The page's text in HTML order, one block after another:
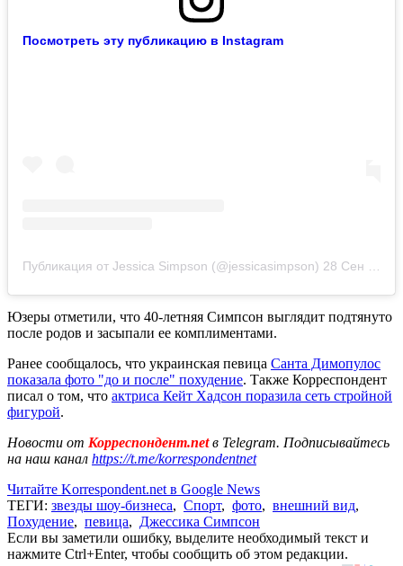
Посмотреть эту публикацию в Instagram
Публикация от Jessica Simpson (@jessicasimpson) 28 Сен 2020 в 4:55 PDT
Юзеры отметили, что 40-летняя Симпсон выглядит подтянуто
после родов и засыпали ее комплиментами.
Ранее сообщалось, что украинская певица Санта Димопулос
показала фото "до и после" похудение. Также Корреспондент
писал о том, что актриса Кейт Хадсон поразила сеть стройной
фигурой.
Новости от Корреспондент.netв Telegram. Подписывайтесь
на наш канал https://t.me/korrespondentnet
Читайте Korrespondent.net в Google News
ТЕГИ: звезды шоу-бизнеса, Спорт, фото, внешний вид,
Похудение, певица, Джессика Симпсон
Если вы заметили ошибку, выделите необходимый текст и
нажмите Ctrl+Enter, чтобы сообщить об этом редакции.